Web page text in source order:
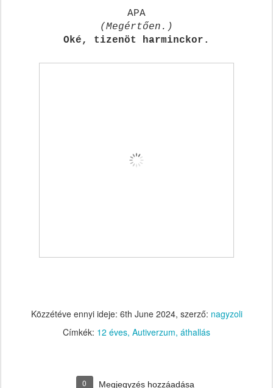
APA
(Megértően.)
Oké, tizenöt harminckor.
Közzétéve ennyi ideje: 6th June 2024, szerző: nagyzoli
Címkék: 12 éves Autiverzum áthallás
0 Megjegyzés hozzáadása